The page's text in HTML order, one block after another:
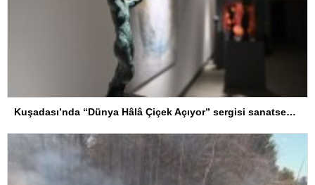
Kuşadası’nda “Dünya Hâlâ Çiçek Açıyor” sergisi sanatseverlerle buluşuyor